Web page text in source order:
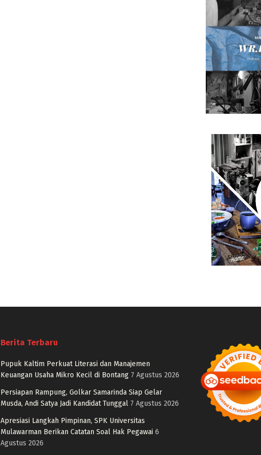
Berita Terbaru
Pupuk Kaltim Perkuat Literasi dan Manajemen
Keuangan Usaha Mikro Kecil di Bontang 7 Agustus 2026
Persiapan Rampung, Golkar Samarinda Siap Gelar
Musda, Andi Satya Jadi Kandidat Tunggal 7 Agustus 2026
Apresiasi Langkah Pimpinan, SPK Universitas
Mulawarman Berikan Catatan Soal Hak Pegawai 6
Agustus 2026